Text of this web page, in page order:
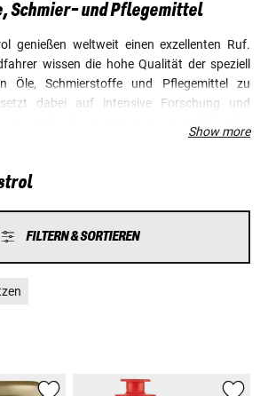
Schmier- und Pflegemittel
genießen weltweit einen exzellenten Ruf.
wissen die hohe Qualität der speziell
Öle, Schmierstoffe und Pflegemittel zu
dabei auf intensive Forschung und
egal ob Kettenspray, Gabelöl oder
Die extremsten Tests finden nicht
Castrol kann auch deinem Motorrad nicht
Show more
FILTERN & SORTIEREN